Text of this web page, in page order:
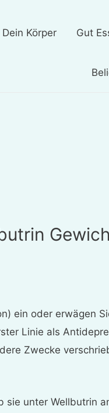
Dein Körper Gut
ein oder erwägen
Linie als
Zwecke
sie unter Wellbutrin